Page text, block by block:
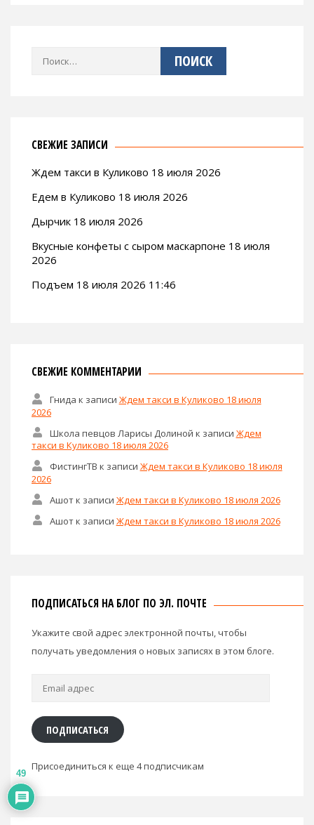
Найти:
СВЕЖИЕ ЗАПИСИ
Ждем такси в Куликово 18 июля 2026
Едем в Куликово 18 июля 2026
Дырчик 18 июля 2026
Вкусные конфеты с сыром маскарпоне 18 июля
2026
Подъем 18 июля 2026 11:46
СВЕЖИЕ КОММЕНТАРИИ
Гнида к записи Ждем такси в Куликово 18 июля
2026
Школа певцов Ларисы Долиной к записи Ждем
такси в Куликово 18 июля 2026
ФистингТВ к записи Ждем такси в Куликово 18 июля
2026
Ашотк записи Ждем такси в Куликово 18 июля 2026
Ашотк записи Ждем такси в Куликово 18 июля 2026
ПОДПИСАТЬСЯ НА БЛОГ ПО ЭЛ. ПОЧТЕ
Укажите свой адрес электронной почты, чтобы
получать уведомления о новых записях в этом блоге.
Email
ПОДПИСАТЬСЯ
Присоединиться к еще 4 подписчикам
49